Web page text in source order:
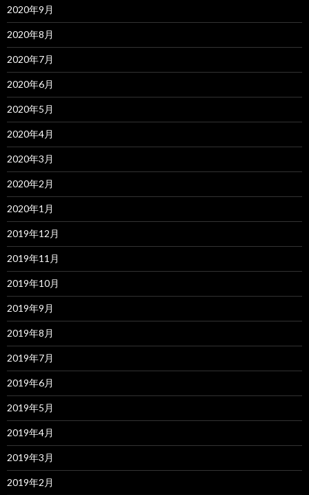
2020年9月
2020年8月
2020年7月
2020年6月
2020年5月
2020年4月
2020年3月
2020年2月
2020年1月
2019年12月
2019年11月
2019年10月
2019年9月
2019年8月
2019年7月
2019年6月
2019年5月
2019年4月
2019年3月
2019年2月